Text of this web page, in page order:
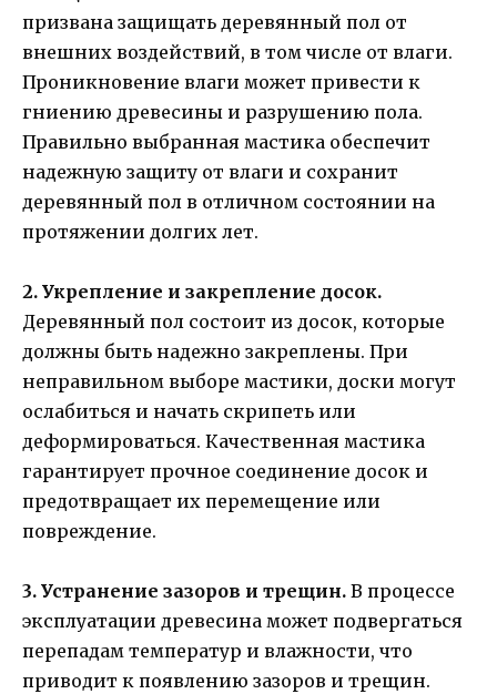
призвана защищать деревянный пол от
внешних воздействий, в том числе от влаги.
Проникновение влаги может привести к
гниению древесины и разрушению пола.
Правильно выбранная мастика обеспечит
надежную защиту от влаги и сохранит
деревянный пол в отличном состоянии на
протяжении долгих лет.
2. Укрепление и закрепление досок.
Деревянный пол состоит из досок, которые
должны быть надежно закреплены. При
неправильном выборе мастики, доски могут
ослабиться и начать скрипеть или
деформироваться. Качественная мастика
гарантирует прочное соединение досок и
предотвращает их перемещение или
повреждение.
3. Устранение зазоров и трещин. В процессе
эксплуатации древесина может подвергаться
перепадам температур и влажности, что
приводит к появлению зазоров и трещин.